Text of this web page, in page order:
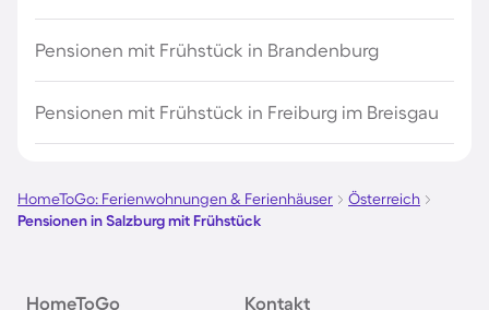
Pensionen mit Frühstück in Brandenburg
Pensionen mit Frühstück in Freiburg im Breisgau
HomeToGo: Ferienwohnungen & Ferienhäuser
Österreich
Pensionen in Salzburg mit Frühstück
HomeToGo Kontakt